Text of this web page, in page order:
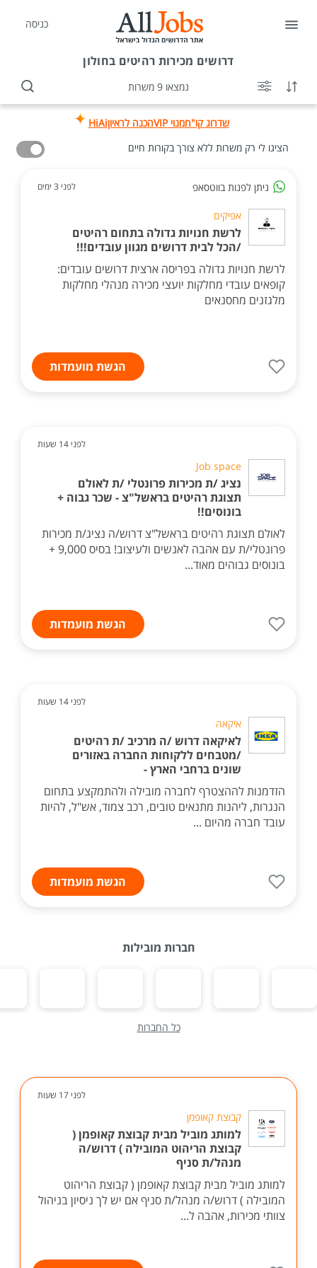
כניסה
דרושים מכירות רהיטים בחולון
נמצאו 9 משרות
שדרוג קו"חמנוי VIP הכנה לראיוןHiAi
הציגו לי רק משרות ללא צורך בקורות חיים
ניתן לפנות בווטסאפ לפני 3 ימים
אפיקים
לרשת חנויות גדולה בתחום רהיטים
/הכל לבית דרושים מגוון עובדים!!!
לרשת חנויות גדולה בפריסה ארצית דרושים עובדים:
קופאים עובדי מחלקות יועצי מכירה מנהלי מחלקות
מלגזנים מחסנאים
הגשת מועמדות
לפני 14 שעות
Job space
נציג /ת מכירות פרונטלי /ת לאולם
תצוגת רהיטים בראשל"צ - שכר גבוה +
בונוסים!!
לאולם תצוגת רהיטים בראשל"צ דרוש/ה נציג/ת מכירות
פרונטלי/ת עם אהבה לאנשים ולעיצוב! בסיס 9,000 +
בונוסים גבוהים מאוד...
הגשת מועמדות
לפני 14 שעות
איקאה
לאיקאה דרוש /ה מרכיב /ת רהיטים
/מטבחים ללקוחות החברה באזורים
שונים ברחבי הארץ -
הזדמנות לההצטרף לחברה מובילה ולהתמקצע בתחום
הנגרות, ליהנות מתנאים טובים, רכב צמוד, אש"ל, להיות
עובד חברה מהיום ...
הגשת מועמדות
חברות מובילות
כל החברות
לפני 17 שעות
קבוצת קאופמן
למותג מוביל מבית קבוצת קאופמן (
קבוצת הריהוט המובילה ) דרוש/ה
מנהל/ת סניף
למותג מוביל מבית קבוצת קאופמן ( קבוצת הריהוט
המובילה ) דרוש/ה מנהל/ת סניף אם יש לך ניסיון בניהול
צוותי מכירות, אהבה ל...